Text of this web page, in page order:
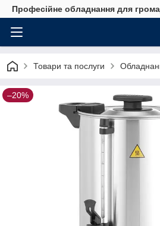
Професійне обладнання для
Товари та послуги
–20%